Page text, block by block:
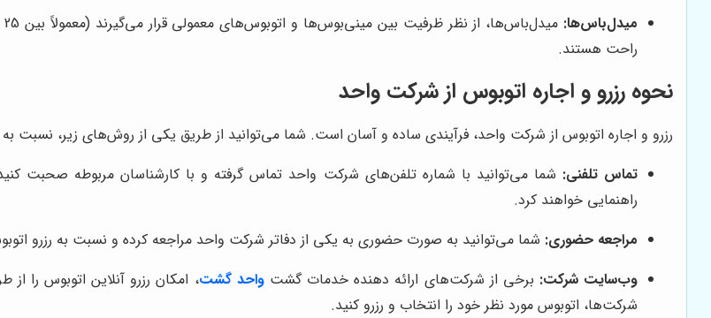
میدل‌باس‌ها:
راحت هستند.
نحوه رزرو و اجاره اتوبوس از شرکت واحد
رزرو و اجاره اتوبوس از شرکت واحد، فرآیندی ساده و آسان است. شما می‌توانید از طریق یکی از روش‌های زیر، نسبت به
تماس تلفنی: شما می‌توانید با شماره تلفن‌های شرکت واحد تماس گرفته و با کارشناسان مربوطه صحبت
راهنمایی خواهند کرد.
مراجعه حضوری: شما می‌توانید به صورت حضوری به یکی از دفاتر شرکت واحد مراجعه کرده و نسبت به رزرو
وب‌سایت شرکت: برخی از شرکت‌های ارائه دهنده خدمات گشتواحد گشت، امکان رزرو آنلاین اتوبوس را
شرکت‌ها، اتوبوس مورد نظر خود را انتخاب و رزرو کنید.